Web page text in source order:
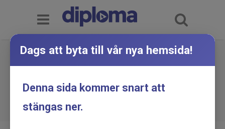
kommunikation, arbetsmiljö -
Utbildning online
Ett helhetsperspektiv för framgång -
Utbildning online
Dags att byta till vår nya hemsida!
Denna sida kommer snart att
stängas ner.